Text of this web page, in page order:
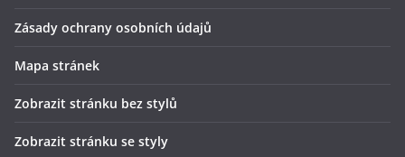
Zásady ochrany osobních údajů
Mapa stránek
Zobrazit stránku bez stylů
Zobrazit stránku se styly